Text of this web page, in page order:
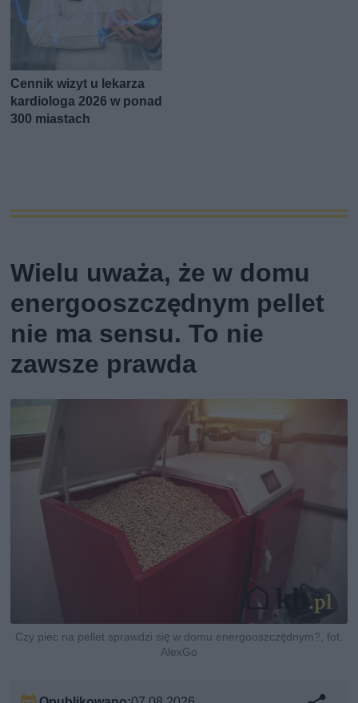
Cennik wizyt u lekarza
kardiologa 2026 w ponad
300 miastach
Wielu uważa, że w domu
energooszczędnym pellet
nie ma sensu. To nie
zawsze prawda
Czy piec na pellet sprawdzi się w domu energooszczędnym?, fot.
AlexGo